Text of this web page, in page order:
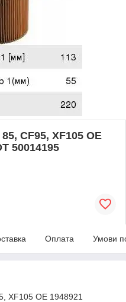
CF95, XF105 OE
50014195
Оплата Умови
XF105 OE 1948921